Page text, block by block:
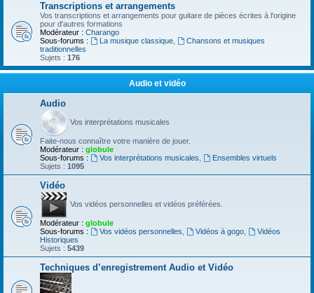
Transcriptions et arrangements
Vos transcriptions et arrangements pour guitare de pièces écrites à l'origine
pour d'autres formations
Modérateur : Charango
Sous-forums :
La musique classique,
Chansons et musiques
traditionnelles
Sujets : 176
Audio et vidéo
Audio
Vos interprétations musicales
Faite-nous connaître votre manière de jouer.
Modérateur : globule
Sous-forums :
Vos interprétations musicales
Ensembles virtuels
Sujets : 1095
Vidéo
Vos vidéos personnelles et vidéos préférées.
Modérateur : globule
Sous-forums :
Vos vidéos personnelles Vidéos à gogo,
Vidéos
Historiques
Sujets : 5439
Techniques d’enregistrement Audio et Vidéo